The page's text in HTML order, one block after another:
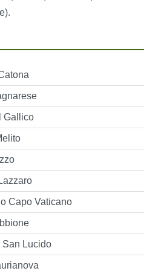
Gallico
Capo Vaticano
San Lucido